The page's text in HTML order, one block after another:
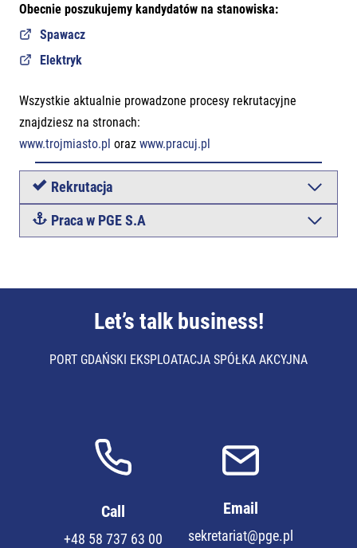
Obecnie poszukujemy kandydatów na stanowiska:
Spawacz
Elektryk
Wszystkie aktualnie prowadzone procesy rekrutacyjne
znajdziesz na stronach:
www.trojmiasto.pl oraz www.pracuj.pl
Rekrutacja
Praca w PGE S.A
Let’s talk business!
PORT GDAŃSKI EKSPLOATACJA SPÓŁKA AKCYJNA
Call
+48 58 737 63 00
Email
sekretariat@pge.pl